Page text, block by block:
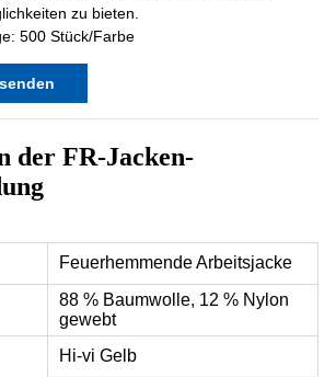
zu bieten.
500 Stück/Farbe
der FR-Jacken-
Feuerhemmende Arbeitsjacke
88 % Baumwolle, 12 % Nylon
gewebt
Hi-vi Gelb